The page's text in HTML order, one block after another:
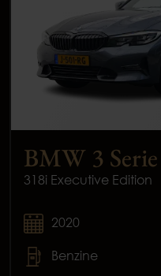
BMW 3 Serie
318i Executive Edition
2020
Benzine